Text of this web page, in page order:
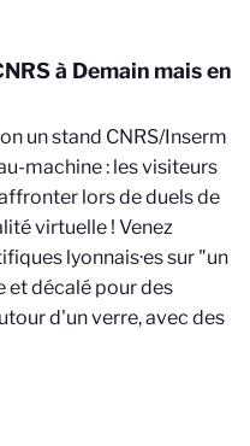
à Demain mais en
un stand CNRS/Inserm
machine : les visiteurs
lors de duels de
virtuelle ! Venez
lyonnais·es sur "un
et décalé pour des
d'un verre, avec des